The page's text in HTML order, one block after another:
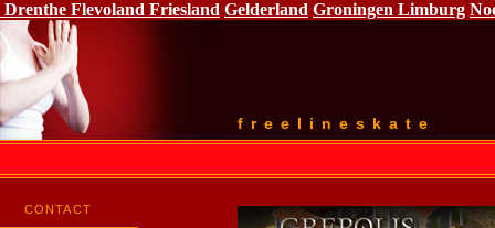
Drenthe Flevoland Friesland Gelderland Groningen Limburg
freelineskate
CONTACT